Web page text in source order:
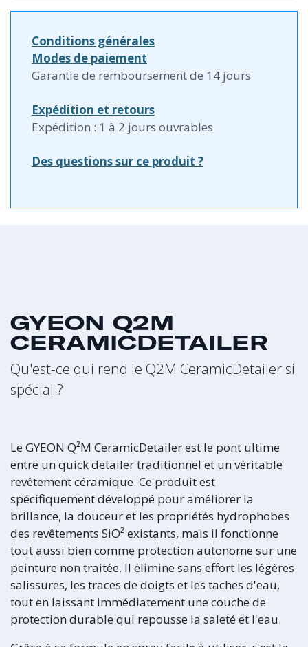
Conditions générales
Modes de paiement
Garantie de remboursement de 14 jours
Expédition et retours
Expédition : 1 à 2 jours ouvrables
Des questions sur ce produit ?
GYEON Q2M
CERAMICDETAILER
Qu'est-ce qui rend le Q2M CeramicDetailer si
spécial ?
Le GYEON Q²M CeramicDetailer est le pont ultime
entre un quick detailer traditionnel et un véritable
revêtement céramique. Ce produit est
spécifiquement développé pour améliorer la
brillance, la douceur et les propriétés hydrophobes
des revêtements SiO² existants, mais il fonctionne
tout aussi bien comme protection autonome sur une
peinture non traitée. Il élimine sans effort les légères
salissures, les traces de doigts et les taches d'eau,
tout en laissant immédiatement une couche de
protection durable qui repousse la saleté et l'eau.